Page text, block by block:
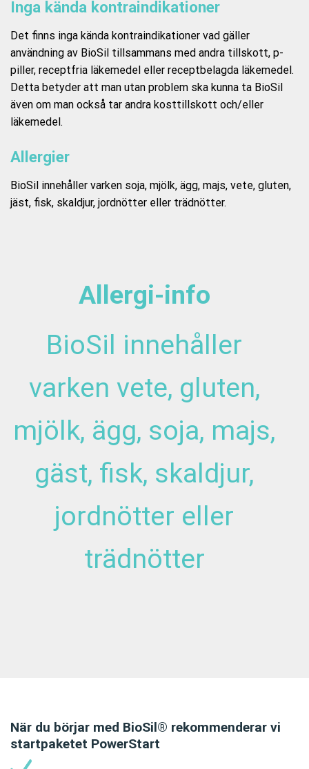
Inga kända kontraindikationer
Det finns inga kända kontraindikationer vad gäller
användning av BioSil tillsammans med andra tillskott, p-
piller, receptfria läkemedel eller receptbelagda läkemedel.
Detta betyder att man utan problem ska kunna ta BioSil
även om man också tar andra kosttillskott och/eller
läkemedel.
Allergier
BioSil innehåller varken soja, mjölk, ägg, majs, vete, gluten,
jäst, fisk, skaldjur, jordnötter eller trädnötter.
Allergi-info
BioSil innehåller
varken vete, gluten,
mjölk, ägg, soja, majs,
gäst, fisk, skaldjur,
jordnötter eller
trädnötter
När du börjar med BioSil® rekommenderar vi
startpaketet PowerStart